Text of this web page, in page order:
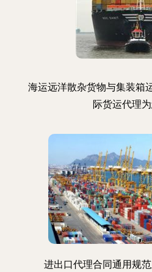
海运远洋散杂货物与集装箱
际货运代理
进出口代理合同通用规